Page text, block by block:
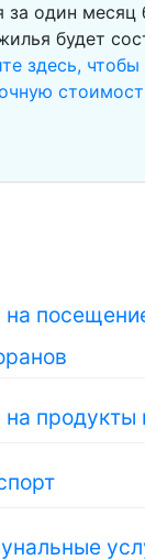
продукты
за один месяц
будет
здесь, чтобы